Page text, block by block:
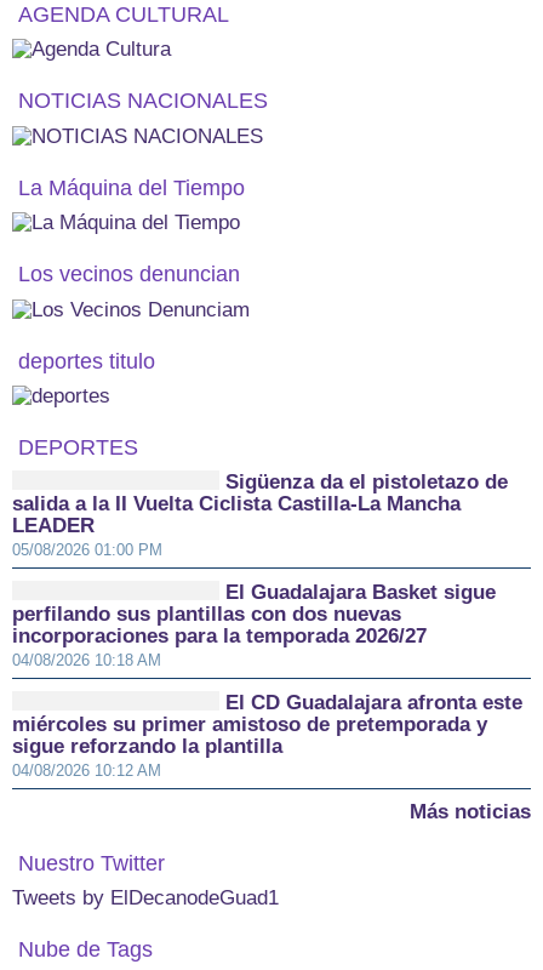
AGENDA CULTURAL
NOTICIAS NACIONALES
La Máquina del Tiempo
Los vecinos denuncian
deportes titulo
DEPORTES
Sigüenza da el pistoletazo de
salida a la II Vuelta Ciclista Castilla-La Mancha
LEADER
05/08/2026 01:00 PM
El Guadalajara Basket sigue
perfilando sus plantillas con dos nuevas
incorporaciones para la temporada 2026/27
04/08/2026 10:18 AM
El CD Guadalajara afronta este
miércoles su primer amistoso de pretemporada y
sigue reforzando la plantilla
04/08/2026 10:12 AM
Más noticias
Nuestro Twitter
Tweets by ElDecanodeGuad1
Nube de Tags